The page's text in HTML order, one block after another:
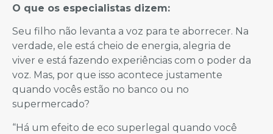
O que os especialistas dizem:
Seu filho não levanta a voz para te aborrecer. Na
verdade, ele está cheio de energia, alegria de
viver e está fazendo experiências com o poder da
voz. Mas, por que isso acontece justamente
quando vocês estão no banco ou no
supermercado?
“Há um efeito de eco superlegal quando você